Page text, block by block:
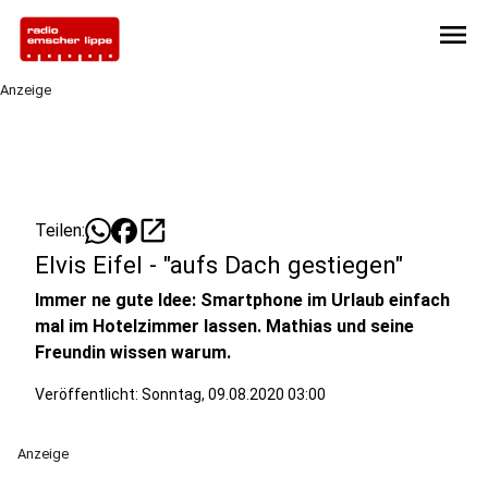
menu
Anzeige
Teilen: open_in_new
Elvis Eifel - "aufs Dach gestiegen"
Immer ne gute Idee: Smartphone im Urlaub einfach
mal im Hotelzimmer lassen. Mathias und seine
Freundin wissen warum.
Veröffentlicht: Sonntag, 09.08.2020 03:00
Anzeige